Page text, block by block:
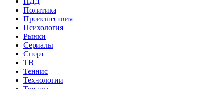
Политика
Происшествия
Психология
Рынки
Сериалы
Спорт
ТВ
Теннис
Технологии